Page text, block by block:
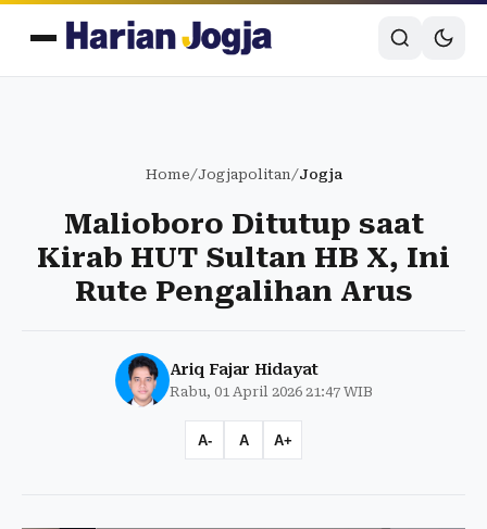
Home/Jogjapolitan/Jogja
Malioboro Ditutup saat
Kirab HUT Sultan HB X, Ini
Rute Pengalihan Arus
Ariq Fajar Hidayat
Rabu, 01 April 2026 21:47 WIB
A- A A+